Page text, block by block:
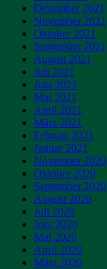
Dezember 2021
November 2021
Oktober 2021
September 2021
August 2021
Juli 2021
Juni 2021
Mai 2021
April 2021
März 2021
Februar 2021
Januar 2021
November 2020
Oktober 2020
September 2020
August 2020
Juli 2020
Juni 2020
Mai 2020
April 2020
März 2020